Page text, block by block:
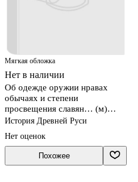
Мягкая обложка
Нет в наличии
Об одежде оружии нравах
обычаях и степени
просвещения славян… (м)
Оленин
История Древней Руси
Нет оценок
Похожее